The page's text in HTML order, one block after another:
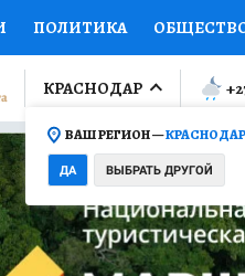
ПОЛИТИКА
ОТКРЫВАЕМ МИР Я
ПРОМОКОДЫ СЕРИАЛЫ
КОЛЛЕКЦИИ
КРАСНОДАР
ВАШ РЕГИОН —КРАСНОДАР
ДА ВЫБРАТЬ ДРУГОЙ